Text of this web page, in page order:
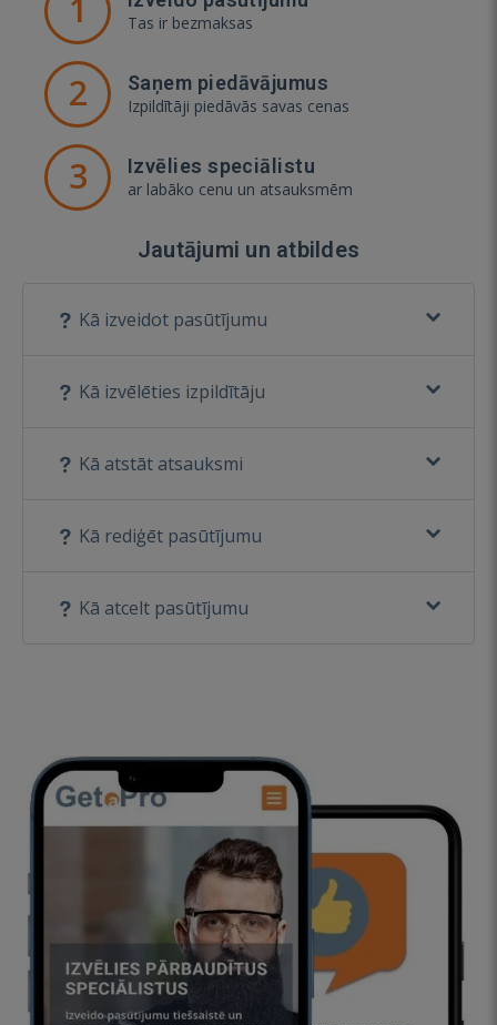
Tas ir bezmaksas
2 Saņem piedāvājumus
Izpildītāji piedāvās savas cenas
3 Izvēlies speciālistu
ar labāko cenu un atsauksmēm
Jautājumi un atbildes
Kā izveidot pasūtījumu
Kā izvēlēties izpildītāju
Kā atstāt atsauksmi
Kā rediģēt pasūtījumu
Kā atcelt pasūtījumu